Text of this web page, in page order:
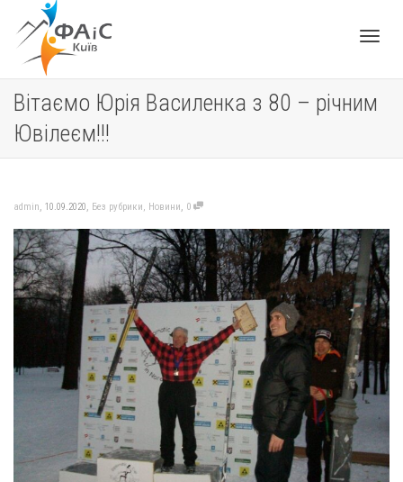
Вітаємо Юрія Василенка з 80 – річним
Ювілеєм!!!
admin, 10.09.2020, Без рубрики, Новини, 0